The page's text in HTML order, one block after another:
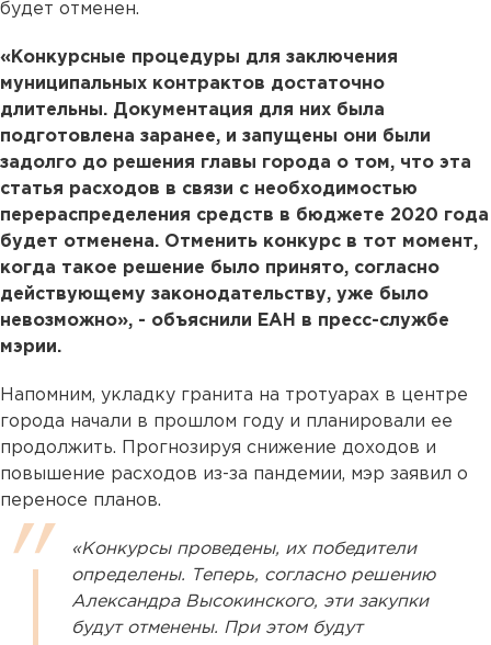
будет отменен.
«Конкурсные процедуры для заключения
муниципальных контрактов достаточно
длительны. Документация для них была
подготовлена заранее, и запущены они были
задолго до решения главы города о том, что эта
статья расходов в связи с необходимостью
перераспределения средств в бюджете 2020 года
будет отменена. Отменить конкурс в тот момент,
когда такое решение было принято, согласно
действующему законодательству, уже было
невозможно», - объяснили ЕАН в пресс-службе
мэрии.
Напомним, укладку гранита на тротуарах в центре
города начали в прошлом году и планировали ее
продолжить. Прогнозируя снижение доходов и
повышение расходов из-за пандемии, мэр заявил о
переносе планов.
«Конкурсы проведены, их победители
определены. Теперь, согласно решению
Александра Высокинского, эти закупки
будут отменены. При этом будут